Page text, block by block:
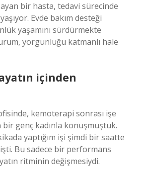
bir hasta, tedavi sürecinde
Evde bakım desteği
yaşamını sürdürmekte
yorgunluğu katmanlı hale
içinden
kemoterapi sonrası işe
bir genç kadınla konuşmuştuk.
yaptığım işi şimdi bir saatte
Bu sadece bir performans
ritminin değişmesiydi.